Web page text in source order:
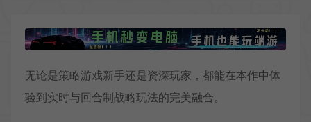
无论是策略游戏新手还是资深玩家，都能在本作中体
验到实时与回合制战略玩法的完美融合。